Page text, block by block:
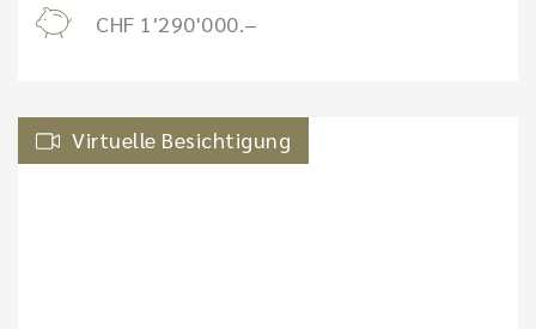
CHF 1'290'000.–
Virtuelle Besichtigung